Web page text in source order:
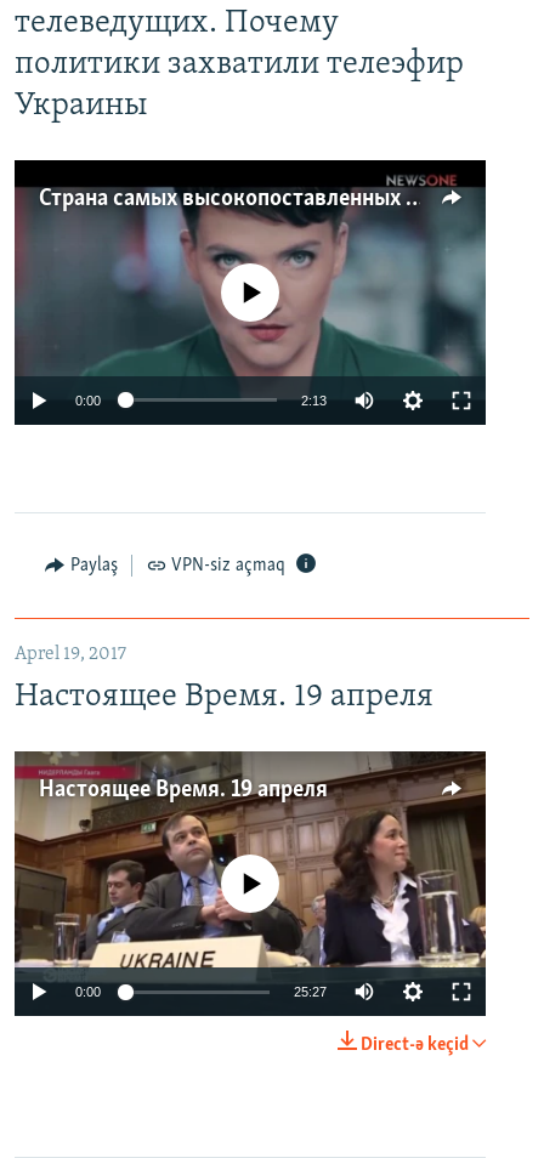
телеведущих. Почему
политики захватили телеэфир
Украины
Страна самых высокопоставленных телеведущих. Почему политики захватили телеэфир Украины
No media source currently available
0:00 2:13
Paylaş VPN-siz açmaq
Aprel 19, 2017
Настоящее Время. 19 апреля
Настоящее Время. 19 апреля
No media source currently available
0:00 25:27
Direct-ə keçid